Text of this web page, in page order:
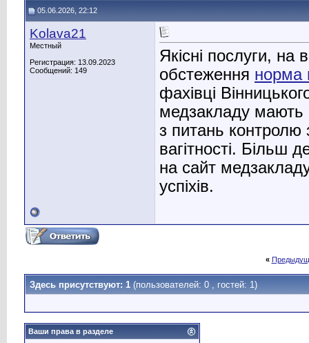
05.06.2026, 22:12
Kolava21
Местный
Регистрация: 13.09.2023
Сообщений: 149
Якісні послуги, на
обстеження норма
фахівці
медзакладу мають
з питань контролю
вагітності. Більш
на сайт
успіхів.
«
Здесь присутствуют: 1 (пользователей: 0 , гостей: 1)
Ваши права в разделе